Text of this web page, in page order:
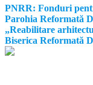
PNRR: Fonduri
Parohia Reformată
„Reabilitare
Biserica Reformată